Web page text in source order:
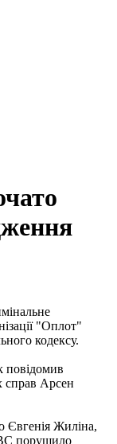
"Оплот"
кодексу.
повідомив
справ Арсен
Євгенія Жиліна,
порушило